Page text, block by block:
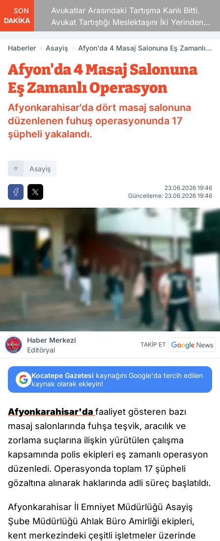
SON
DAKİKA
Avukatlar Arasındaki Tartışma Kanlı Bitti.
Avukat Tartıştığı Meslektaşını İki Yerinden
Vurdu
Haberler Asayiş
Afyon'da 4 Masaj Salonuna Eş Zamanlı
Afyon'da 4 Masaj Salonuna
Eş Zamanlı Operasyon
Afyonkarahisar'da dört masaj salonuna
düzenlenen fuhuş operasyonunda 17
şüpheli yakalandı.
Asayiş
23.06.2026 19:46
Güncelleme: 23.06.2026 19:46
Haber Merkezi
Editöryal
TAKİP ET
Kocatepe Gazetesi kaynağını Google'da tercih edilen
kaynak olarak ekleyin!
Afyonkarahisar'da faaliyet gösteren bazı
masaj salonlarında fuhşa teşvik, aracılık ve
zorlama suçlarına ilişkin yürütülen çalışma
kapsamında polis ekipleri eş zamanlı operasyon
düzenledi. Operasyonda toplam 17 şüpheli
gözaltına alınarak haklarında adli süreç başlatıldı.
Afyonkarahisar İl Emniyet Müdürlüğü Asayiş
Şube Müdürlüğü Ahlak Büro Amirliği ekipleri,
kent merkezindeki çeşitli işletmeler üzerinde